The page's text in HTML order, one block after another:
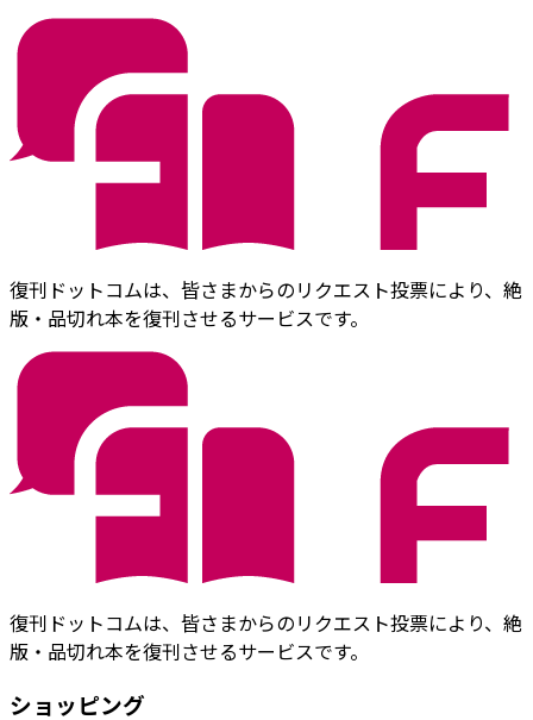
復刊ドットコムは、皆さまからのリクエスト投票により、絶
版・品切れ本を復刊させるサービスです。
復刊ドットコムは、皆さまからのリクエスト投票により、絶
版・品切れ本を復刊させるサービスです。
ショッピング